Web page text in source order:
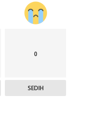
0
SEDIH